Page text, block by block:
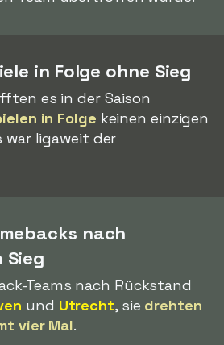
in Folge ohne Sieg
es in der Saison
in Folge keinen einzigen
war ligaweit der
nach
Sieg
Teams nach Rückstand
und Utrecht, sie drehten
vier Mal.